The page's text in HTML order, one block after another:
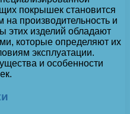
покрышек становится
производительность и
этих изделий обладают
которые определяют их
эксплуатации.
и особенности